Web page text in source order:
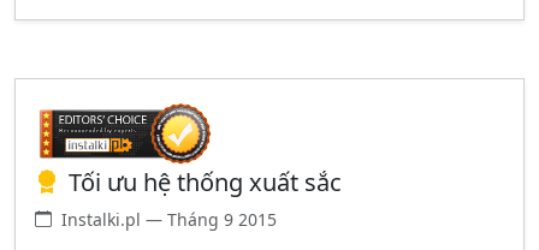
Tối ưu hệ thống xuất sắc
Instalki.pl — Tháng 9 2015